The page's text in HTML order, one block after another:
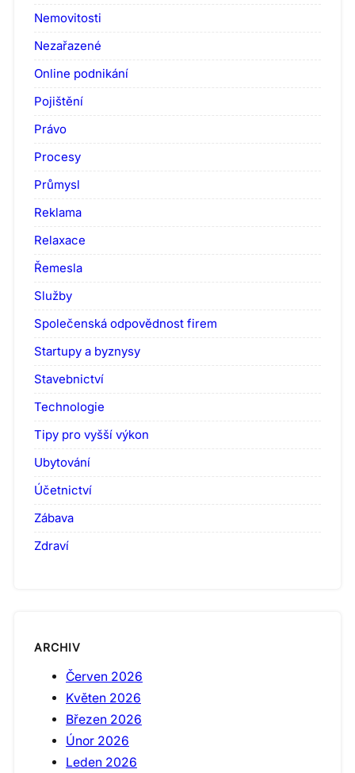
Nemovitosti
Nezařazené
Online podnikání
Pojištění
Právo
Procesy
Průmysl
Reklama
Relaxace
Řemesla
Služby
Společenská odpovědnost firem
Startupy a byznysy
Stavebnictví
Technologie
Tipy pro vyšší výkon
Ubytování
Účetnictví
Zábava
Zdraví
ARCHIV
Červen 2026
Květen 2026
Březen 2026
Únor 2026
Leden 2026